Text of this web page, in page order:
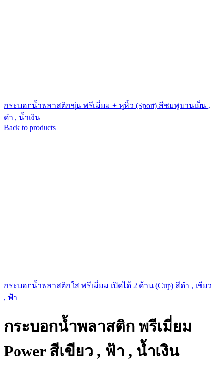
กระบอกน้ำพลาสติกขุ่น พรีเมี่ยม + หูหิ้ว (Sport) สีชมพูบานเย็น ,
ดำ , น้ำเงิน
Back to products
กระบอกน้ำพลาสติกใส พรีเมี่ยม เปิดได้ 2 ด้าน (Cup) สีดำ , เขียว
, ฟ้า
กระบอกน้ำพลาสติก พรีเมี่ยม
Power สีเขียว , ฟ้า , น้ำเงิน